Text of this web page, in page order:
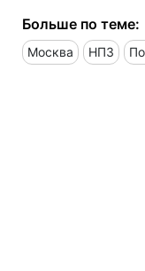
Больше по теме:
Москва НПЗ